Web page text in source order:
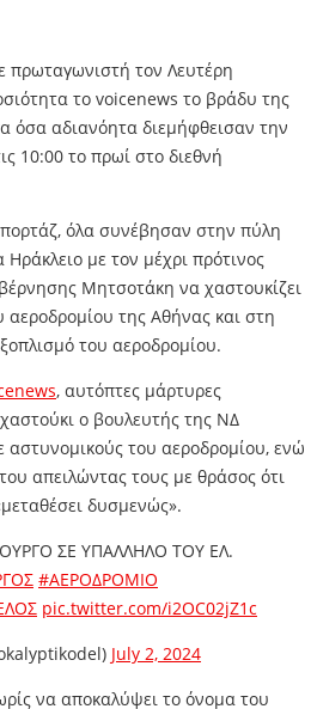
πρωταγωνιστή τον Λευτέρη
το voicenews το βράδυ της
όσα αδιανόητα διεμήφθεισαν την
10:00 το πρωί στο διεθνή
όλα συνέβησαν στην πύλη
με τον μέχρι πρότινος
Μητσοτάκη να χαστουκίζει
της Αθήνας και στη
του αεροδρομίου.
, αυτόπτες μάρτυρες
ο βουλευτής της ΝΔ
αστυνομικούς του αεροδρομίου, ενώ
απειλώντας τους με θράσος ότι
δυσμενώς».
ΣΕ ΥΠΑΛΛΗΛΟ ΤΟΥ ΕΛ.
#ΑΕΡΟΔΡΟΜΙΟ
pic.twitter.com/i2OC02jZ1c
July 2, 2024
να αποκαλύψει το όνομα του